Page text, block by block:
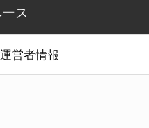
ス
運営者情報